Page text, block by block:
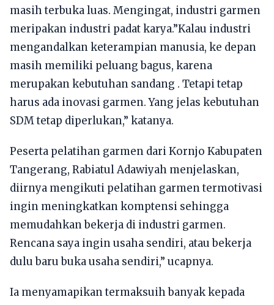
masih terbuka luas. Mengingat, industri garmen
meripakan industri padat karya.”Kalau industri
mengandalkan keterampian manusia, ke depan
masih memiliki peluang bagus, karena
merupakan kebutuhan sandang . Tetapi tetap
harus ada inovasi garmen. Yang jelas kebutuhan
SDM tetap diperlukan,” katanya.
Peserta pelatihan garmen dari Kornjo Kabupaten
Tangerang, Rabiatul Adawiyah menjelaskan,
diirnya mengikuti pelatihan garmen termotivasi
ingin meningkatkan komptensi sehingga
memudahkan bekerja di industri garmen.
Rencana saya ingin usaha sendiri, atau bekerja
dulu baru buka usaha sendiri,” ucapnya.
Ia menyamapikan termaksuih banyak kepada